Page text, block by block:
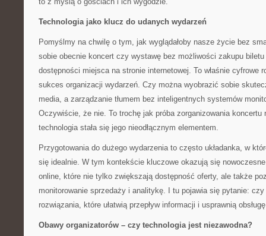
Technologia jako klucz do udanych wydarzeń
Pomyślmy na chwilę o tym, jak wyglądałoby nasze życie bez
sobie obecnie koncert czy wystawę bez możliwości zakupu
dostępności miejsca na stronie internetowej. To właśnie cyfrowe
sukces organizacji wydarzeń. Czy można wyobrazić sobie
media, a zarządzanie tłumem bez inteligentnych systemów
Oczywiście, że nie. To trochę jak próba zorganizowania koncertu
technologia stała się jego nieodłącznym elementem.
Przygotowania do dużego wydarzenia to często układanka, w
się idealnie. W tym kontekście kluczowe okazują się
online, które nie tylko zwiększają dostępność oferty, ale także
monitorowanie sprzedaży i analitykę. I tu pojawia się pytanie:
rozwiązania, które ułatwią przepływ informacji i usprawnią
Obawy organizatorów – czy technologia jest niezawodna?